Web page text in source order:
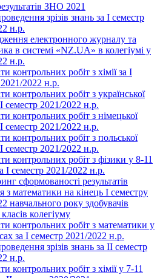
ЗНО 2021
зрізів знань за І семестр
н.р.
електронного журналу та
в системі «NZ.UA» в колегіумі у
н.р.
контрольних робіт з хімії за І
2022 н.р.
контрольних робіт з української
семестр 2021/2022 н.р.
контрольних робіт з німецької
семестр 2021/2022 н.р.
контрольних робіт з польської
семестр 2021/2022 н.р.
контрольних робіт з фізики у 8-11
І семестр 2021/2022 н.р.
сформованості результатів
з математики на кінець І семестру
навчального року здобувачів
колегіуму
контрольних робіт з математики у
за І семестр 2021/2022 н.р.
зрізів знань за ІІ семестр
н.р.
контрольних робіт з хімії у 7-11